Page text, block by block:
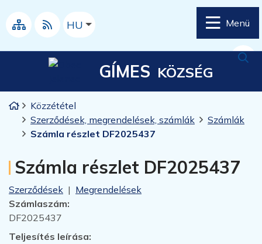
Webtérkép
RSS HUMagyar
GÍMES KÖZSÉG
Menü
Kezdőlap
Közzététel
Szerződések, megrendelések, számlák
Számlák
Számla részlet DF2025437
Számla részlet DF2025437
Szerződések | Megrendelések
Számlaszám:
DF2025437
Teljesítés leírása: